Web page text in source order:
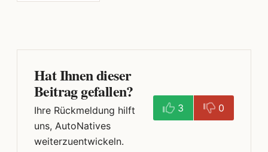
Hat Ihnen dieser
Beitrag gefallen?
Ihre Rückmeldung hilft
uns, AutoNatives
weiterzuentwickeln.
3 0